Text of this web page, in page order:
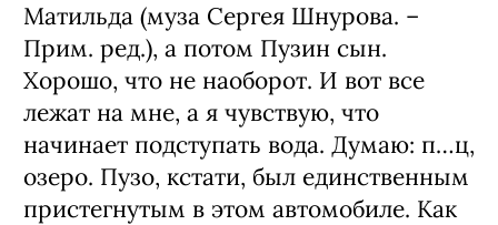
Матильда (муза Сергея Шнурова. –
Прим. ред.), а потом Пузин сын.
Хорошо, что не наоборот. И вот все
лежат на мне, а я чувствую, что
начинает подступать вода. Думаю: п…ц,
озеро. Пузо, кстати, был единственным
пристегнутым в этом автомобиле. Как